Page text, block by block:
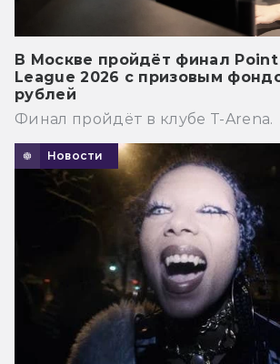
В Москве пройдёт финал Point
League 2026 с призовым
рублей
Финал пройдёт в клубе T-Arena.
Новости